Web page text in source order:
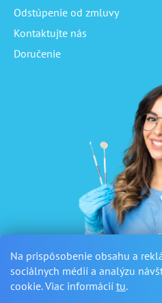
Na prispôsobenie obsahu a
sociálnych médií a analýzu
cookie. Viac informácií tu.
Odstúpenie od zmluvy
Kontaktujte nás
Doručenie